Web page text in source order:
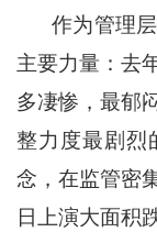
作为管理层
主要力量：去
多凄惨，最郁
整力度最剧烈
念，在监管密
日上演大面积